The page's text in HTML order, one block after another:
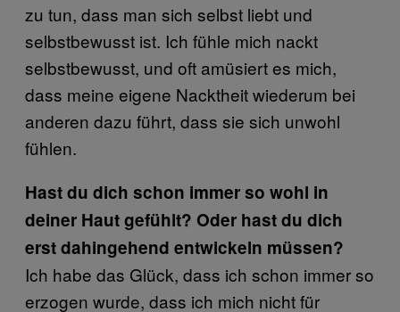
zu tun, dass man sich selbst liebt und
selbstbewusst ist. Ich fühle mich nackt
selbstbewusst, und oft amüsiert es mich,
dass meine eigene Nacktheit wiederum bei
anderen dazu führt, dass sie sich unwohl
fühlen.
Hast du dich schon immer so wohl in
deiner Haut gefühlt? Oder hast du dich
erst dahingehend entwickeln müssen?
Ich habe das Glück, dass ich schon immer so
erzogen wurde, dass ich mich nicht für